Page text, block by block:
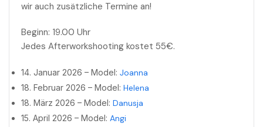
wir auch zusätzliche Termine an!
Beginn: 19.00 Uhr
Jedes Afterworkshooting kostet 55€.
14. Januar 2026 – Model: Joanna
18. Februar 2026 – Model: Helena
18. März 2026 – Model: Danusja
15. April 2026 – Model: Angi